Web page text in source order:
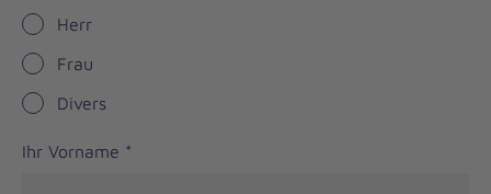
Herr
Frau
Divers
Ihr Vorname *